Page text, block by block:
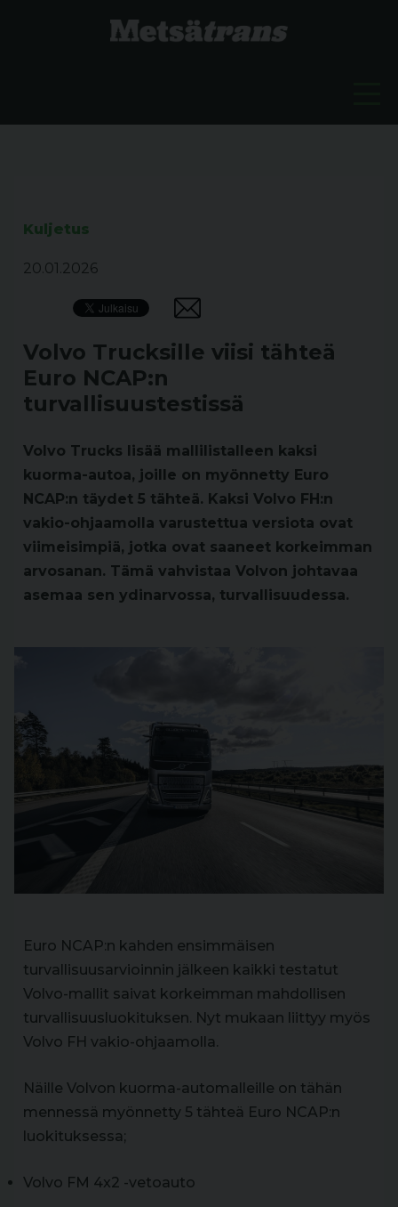
Kuljetus
20.01.2026
Volvo Trucksille viisi tähteä
Euro NCAP:n
turvallisuustestissä
Volvo Trucks lisää mallilistalleen kaksi
kuorma-autoa, joille on myönnetty Euro
NCAP:n täydet 5 tähteä. Kaksi Volvo FH:n
vakio-ohjaamolla varustettua versiota ovat
viimeisimpiä, jotka ovat saaneet korkeimman
arvosanan. Tämä vahvistaa Volvon johtavaa
asemaa sen ydinarvossa, turvallisuudessa.
Euro NCAP:n kahden ensimmäisen
turvallisuusarvioinnin jälkeen kaikki testatut
Volvo-mallit saivat korkeimman mahdollisen
turvallisuusluokituksen. Nyt mukaan liittyy myös
Volvo FH vakio-ohjaamolla.
Näille Volvon kuorma-automalleille on tähän
mennessä myönnetty 5 tähteä Euro NCAP:n
luokituksessa;
Volvo FM 4x2 -vetoauto